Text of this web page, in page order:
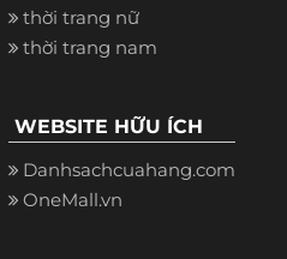
thời trang nữ
thời trang nam
WEBSITE HỮU ÍCH
Danhsachcuahang.com
OneMall.vn